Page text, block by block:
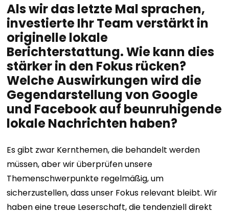
Als wir das letzte Mal sprachen,
investierte Ihr Team verstärkt in
originelle lokale
Berichterstattung. Wie kann dies
stärker in den Fokus rücken?
Welche Auswirkungen wird die
Gegendarstellung von Google
und Facebook auf beunruhigende
lokale Nachrichten haben?
Es gibt zwar Kernthemen, die behandelt werden
müssen, aber wir überprüfen unsere
Themenschwerpunkte regelmäßig, um
sicherzustellen, dass unser Fokus relevant bleibt. Wir
haben eine treue Leserschaft, die tendenziell direkt